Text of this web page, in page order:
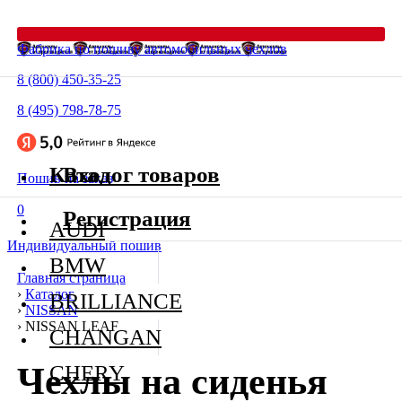
Фабрика по пошиву автомобильных чехлов
8 (800) 450-35-25
8 (495) 798-78-75
Пошив на заказ
0
Индивидуальный пошив
Главная страница
› Каталог
› NISSAN
› NISSAN LEAF
Чехлы на сиденья
Каталог товаров
AUDI
BMW
BRILLIANCE
CHANGAN
CHERY
Вход
Регистрация